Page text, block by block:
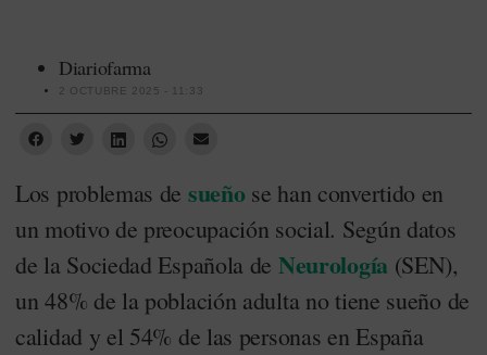
Diariofarma
2 OCTUBRE 2025 - 11:33
Los problemas de sueñose han convertido en
un motivo de preocupación social. Según datos
de la Sociedad Española de Neurología(SEN),
un 48% de la población adulta no tiene sueño de
calidad y el 54% de las personas en España